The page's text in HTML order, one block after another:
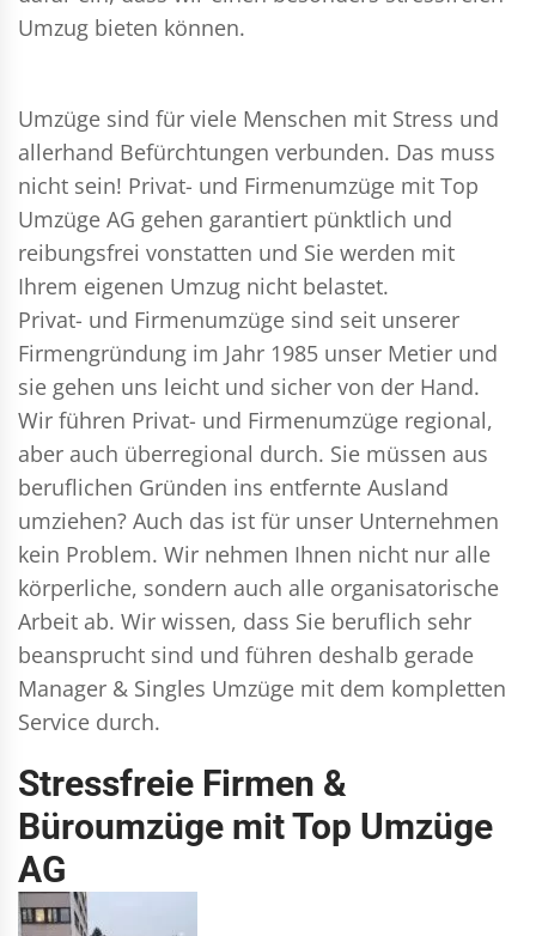
Umzug bieten können.
Umzüge sind für viele Menschen mit Stress und
allerhand Befürchtungen verbunden. Das muss
nicht sein! Privat- und Firmenumzüge mit Top
Umzüge AG gehen garantiert pünktlich und
reibungsfrei vonstatten und Sie werden mit
Ihrem eigenen Umzug nicht belastet.
Privat- und Firmenumzüge sind seit unserer
Firmengründung im Jahr 1985 unser Metier und
sie gehen uns leicht und sicher von der Hand.
Wir führen Privat- und Firmenumzüge regional,
aber auch überregional durch. Sie müssen aus
beruflichen Gründen ins entfernte Ausland
umziehen? Auch das ist für unser Unternehmen
kein Problem. Wir nehmen Ihnen nicht nur alle
körperliche, sondern auch alle organisatorische
Arbeit ab. Wir wissen, dass Sie beruflich sehr
beansprucht sind und führen deshalb gerade
Manager & Singles Umzüge mit dem kompletten
Service durch.
Stressfreie Firmen &
Büroumzüge mit Top Umzüge
AG